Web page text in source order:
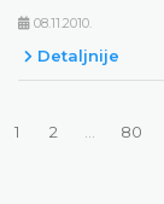
08.11.2010.
Detaljnije
1 2 80